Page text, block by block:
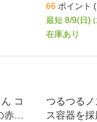
66 ポイント
最短 8/9(日)
在庫あり
コ
ち
つるつる
ス容器を採